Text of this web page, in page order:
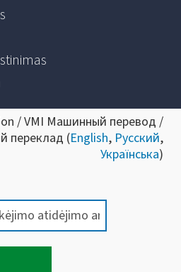
/ VMI Машинный перевод /
переклад (English, Русский,
Українська)